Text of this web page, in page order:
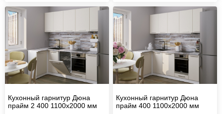
Кухонный гарнитур Дюна
прайм 2 400 1100х2000 мм
Кухонный гарнитур Дюна
прайм 400 1100х2000 мм